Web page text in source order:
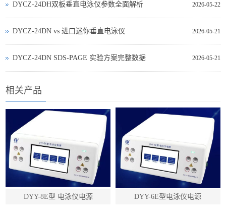
2026-05-22
DYCZ-24DH双板垂直电泳仪参数全面解析
2026-05-21
DYCZ‑24DN vs 进口迷你垂直电泳仪
2026-05-21
DYCZ‑24DN SDS‑PAGE 实验方案完整数据
相关产品
DYY-8E型 电泳仪电源 DYY-6E型电泳仪电源